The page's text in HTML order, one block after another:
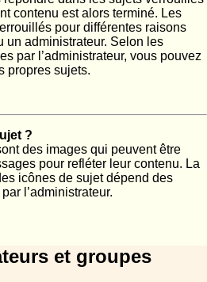
contenu est alors terminé. Les
pour différentes raisons
un administrateur. Selon les
par l’administrateur, vous pouvez
propres sujets.
?
des images qui peuvent être
pour refléter leur contenu. La
icônes de sujet dépend des
l’administrateur.
et groupes